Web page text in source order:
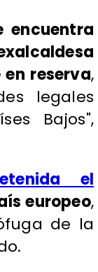
encuentra
en reserva,
legales
Bajos",
el
europeo,
de la